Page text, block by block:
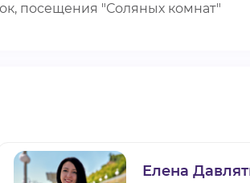
посещения "Соляных комнат"
Елена